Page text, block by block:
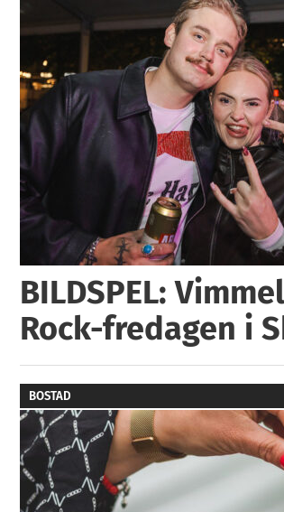
BILDSPEL:
Rock-fredagen i
BOSTAD